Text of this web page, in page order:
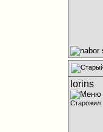
lorins
Старожил